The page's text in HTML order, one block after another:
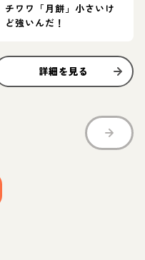
チワワ「月餅」小さいけ
ど強いんだ！
詳細を見る